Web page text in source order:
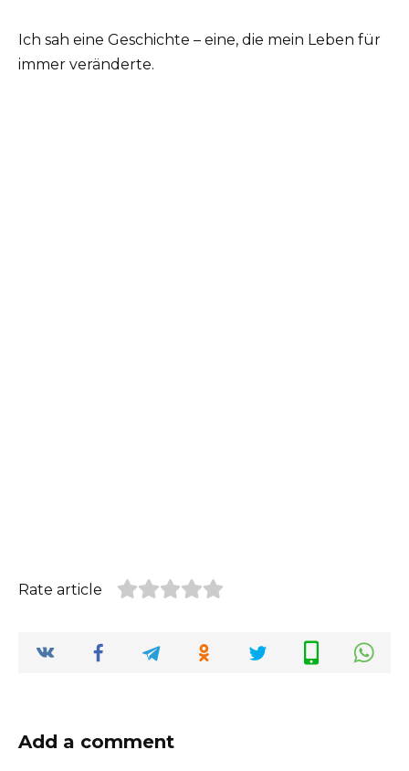
Ich sah eine Geschichte – eine, die mein Leben für
immer veränderte.
Rate article
Add a comment